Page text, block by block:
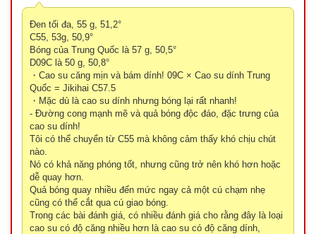
Đen tối đa, 55 g, 51,2°
C55, 53g, 50,9°
Bóng của Trung Quốc là 57 g, 50,5°
D09C là 50 g, 50,8°
・Cao su căng mịn và bám dính! 09C × Cao su dính Trung
Quốc = Jikihai C57.5
・Mặc dù là cao su dính nhưng bóng lại rất nhanh!
- Đường cong mạnh mẽ và quả bóng độc đáo, đặc trưng của
cao su dính!
Tôi có thể chuyển từ C55 mà không cảm thấy khó chịu chút
nào.
Nó có khả năng phóng tốt, nhưng cũng trở nên khó hơn hoặc
dễ quay hơn.
Quả bóng quay nhiều đến mức ngay cả một cú chạm nhẹ
cũng có thể cắt qua cú giao bóng.
Trong các bài đánh giá, có nhiều đánh giá cho rằng đây là loại
cao su có độ căng nhiều hơn là cao su có độ căng dính,